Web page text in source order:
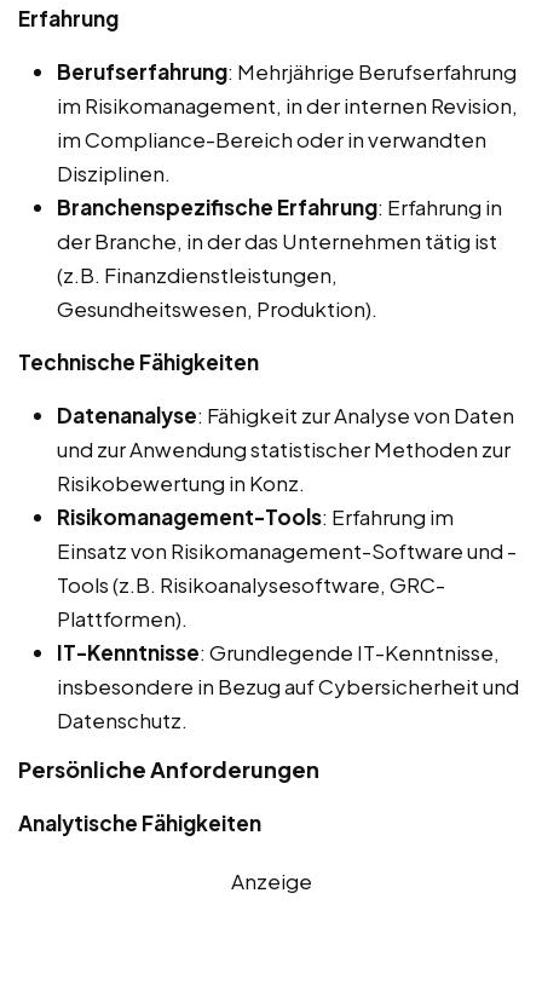
Erfahrung
Berufserfahrung: Mehrjährige Berufserfahrung
im Risikomanagement, in der internen Revision,
im Compliance-Bereich oder in verwandten
Disziplinen.
Branchenspezifische Erfahrung: Erfahrung in
der Branche, in der das Unternehmen tätig ist
(z.B. Finanzdienstleistungen,
Gesundheitswesen, Produktion).
Technische Fähigkeiten
Datenanalyse: Fähigkeit zur Analyse von Daten
und zur Anwendung statistischer Methoden zur
Risikobewertung in Konz.
Risikomanagement-Tools: Erfahrung im
Einsatz von Risikomanagement-Software und -
Tools (z.B. Risikoanalysesoftware, GRC-
Plattformen).
IT-Kenntnisse: Grundlegende IT-Kenntnisse,
insbesondere in Bezug auf Cybersicherheit und
Datenschutz.
Persönliche Anforderungen
Analytische Fähigkeiten
Anzeige